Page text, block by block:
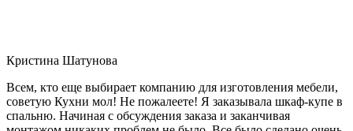
Кристина Шатунова
Всем, кто еще выбирает компанию для изготовления мебели,
советую Кухни мол! Не пожалеете! Я заказывала шкаф-купе в
спальню. Начиная с обсуждения заказа и заканчивая